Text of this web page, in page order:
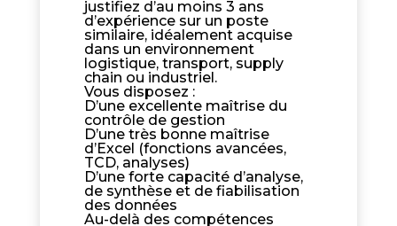
justifiez d’au moins 3 ans
d’expérience sur un poste
similaire, idéalement acquise
dans un environnement
logistique, transport, supply
chain ou industriel.
Vous disposez :
D’une excellente maîtrise du
contrôle de gestion
D’une très bonne maîtrise
d’Excel (fonctions avancées,
TCD, analyses)
D’une forte capacité d’analyse,
de synthèse et de fiabilisation
des données
Au-delà des compétences